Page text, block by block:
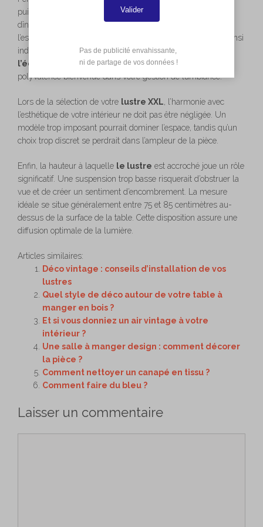
puissant peut créer une atmosphère inadéquate pour des
dîners intimes, alors qu’une luminosité insuffisante rendrait
l’espace peu accueillant. L’utilisation d’un variateur devient ainsi
indispensable. Ce dispositif vous permet d’ajuster
l’éclairage
en fonction des occasions, apportant une
polyvalence bienvenue dans votre gestion de l’ambiance.
Lors de la sélection de votre lustre XXL , l’harmonie avec
l’esthétique de votre intérieur ne doit pas être négligée. Un
modèle trop imposant pourrait dominer l’espace, tandis qu’un
choix trop discret se perdrait dans l’ampleur de la pièce.
Enfin, la hauteur à laquelle le lustre est accroché joue un rôle
significatif. Une suspension trop basse risquerait d’obstruer la
vue et de créer un sentiment d’encombrement. La mesure
idéale se situe généralement entre 75 et 85 centimètres au-
dessus de la surface de la table. Cette disposition assure une
diffusion optimale de la lumière.
Articles similaires:
Déco vintage : conseils d’installation de vos
lustres
Quel style de déco autour de votre table à
manger en bois ?
Et si vous donniez un air vintage à votre
intérieur ?
Une salle à manger design : comment décorer
la pièce ?
Comment nettoyer un canapé en tissu ?
Comment faire du bleu ?
Laisser un commentaire
Valider
Pas de publicité envahissante,
ni de partage de vos données !